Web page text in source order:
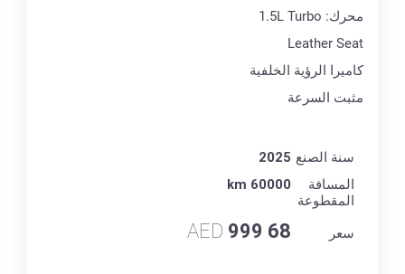
محرك: 1.5L Turbo
Leather Seat
كاميرا الرؤية الخلفية
مثبت السرعة
سنة الصنع 2025
المسافة
المقطوعة
60000 km
سعر 68 999
AED